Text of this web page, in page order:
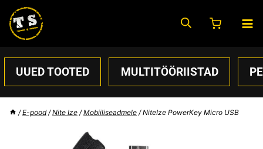
content
UUED TOOTED MULTITÖÖRIISTAD
/ E-pood / Nite Ize / Mobiiliseadmele / NiteIze PowerKey Micro USB